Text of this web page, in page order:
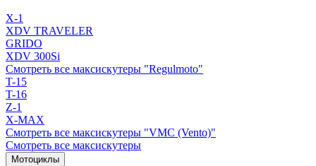
X-1
XDV TRAVELER
GRIDO
XDV 300Si
Смотреть все максискутеры "Regulmoto"
T-15
T-16
Z-1
X-MAX
Смотреть все максискутеры "VMC (Vento)"
Смотреть все максискутеры
Мотоциклы